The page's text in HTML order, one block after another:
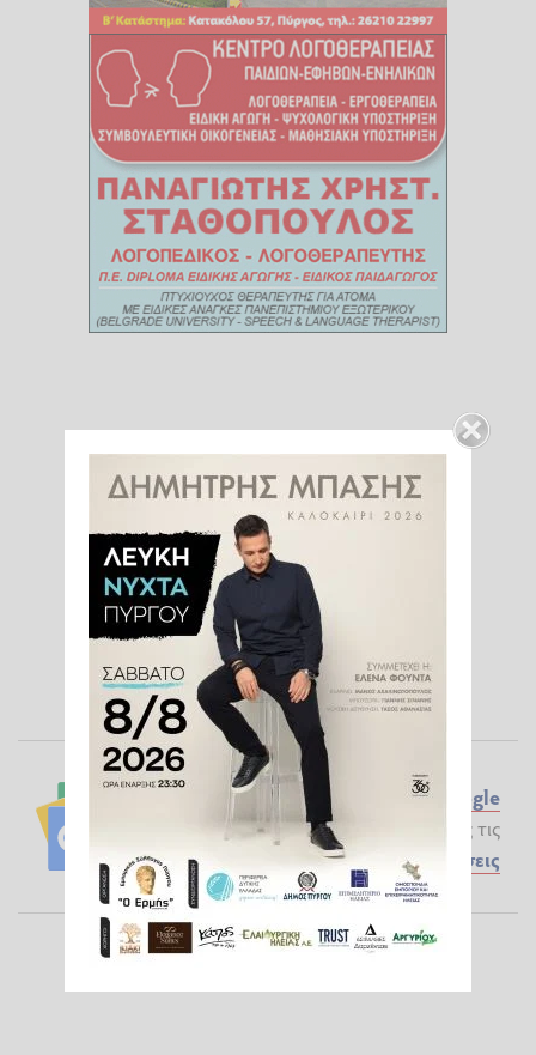
Ακολουθήστε το ilialive.gr στο Google
Newsκαι μάθετε πρώτοι όλες τις
Ειδήσεις